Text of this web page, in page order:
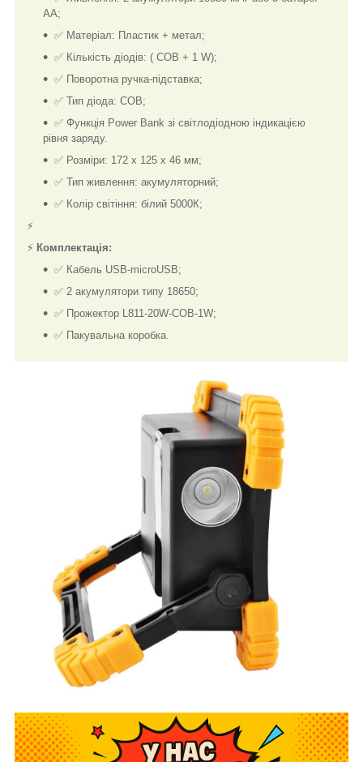
AA;
✅ Матеріал: Пластик + метал;
✅ Кількість діодів: ( COB + 1 W);
✅ Поворотна ручка-підставка;
✅ Тип діода: COB;
✅ Функція Power Bank зі світлодіодною індикацією
рівня заряду.
✅ Розміри: 172 х 125 х 46 мм;
✅ Тип живлення: акумуляторний;
✅ Колір світіння: білий 5000К;
⚡
⚡ Комплектація:
✅ Кабель USB-microUSB;
✅ 2 акумулятори типу 18650;
✅ Прожектор L811-20W-COB-1W;
✅ Пакувальна коробка.